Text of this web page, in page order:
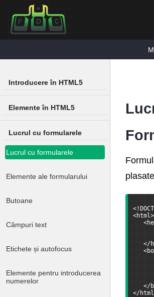
Introducere în HTML5
Elemente în HTML5
Lucrul cu formularele
Lucrul cu formularele
Elemente ale formularului
Butoane
Câmpuri text
Etichete și autofocus
Elemente pentru introducerea
numerelor
<html>
</
</
</
</